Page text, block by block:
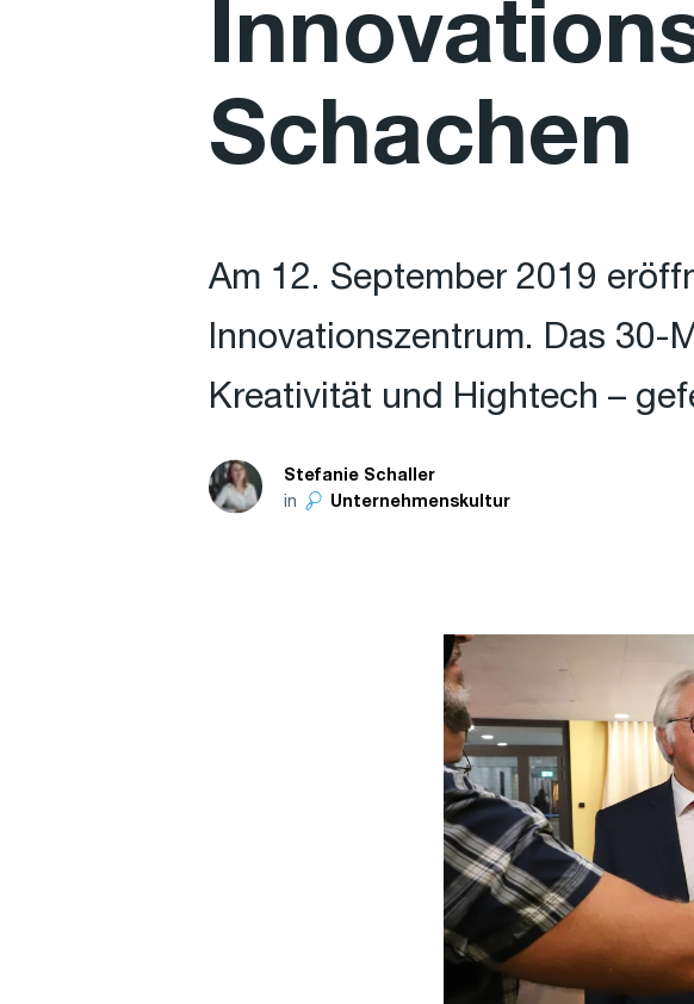
Schachen
Am 12. September 2019
Innovationszentrum. Das
Kreativität und Hightech –
Stefanie Schaller
in Unternehmenskultur